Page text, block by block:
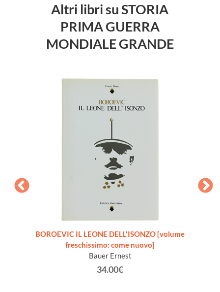
Altri libri su STORIA
PRIMA GUERRA
MONDIALE GRANDE
BOROEVIC IL LEONE DELL'ISONZO [volume
freschissimo: come nuovo]
Bauer Ernest
34.00€